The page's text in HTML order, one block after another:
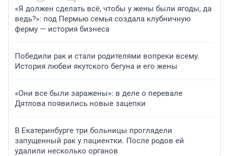
«Я должен сделать всё, чтобы у жены были ягоды, да
ведь?»: под Пермью семья создала клубничную
ферму — история бизнеса
Победили рак и стали родителями вопреки всему.
История любви якутского бегуна и его жены
«Они все были заражены»: в деле о перевале
Дятлова появились новые зацепки
В Екатеринбурге три больницы проглядели
запущенный рак у пациентки. После родов ей
удалили несколько органов